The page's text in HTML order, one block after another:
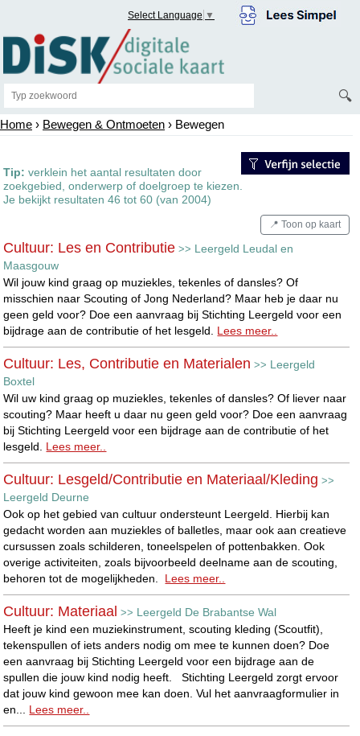
Select Language ▼
🔍
Home › Bewegen & Ontmoeten › Bewegen
Tip: verklein het aantal resultaten door
zoekgebied, onderwerp of doelgroep te kiezen.
Je bekijkt resultaten 46 tot 60 (van 2004)
📍 Toon op kaart
Cultuur: Les en Contributie >> Leergeld Leudal en
Maasgouw
Wil jouw kind graag op muziekles, tekenles of dansles? Of
misschien naar Scouting of Jong Nederland? Maar heb je daar nu
geen geld voor? Doe een aanvraag bij Stichting Leergeld voor een
bijdrage aan de contributie of het lesgeld. Lees meer..
Cultuur: Les, Contributie en Materialen >> Leergeld
Boxtel
Wil uw kind graag op muziekles, tekenles of dansles? Of liever naar
scouting? Maar heeft u daar nu geen geld voor? Doe een aanvraag
bij Stichting Leergeld voor een bijdrage aan de contributie of het
lesgeld. Lees meer..
Cultuur: Lesgeld/Contributie en Materiaal/Kleding >>
Leergeld Deurne
Ook op het gebied van cultuur ondersteunt Leergeld. Hierbij kan
gedacht worden aan muziekles of balletles, maar ook aan creatieve
cursussen zoals schilderen, toneelspelen of pottenbakken. Ook
overige activiteiten, zoals bijvoorbeeld deelname aan de scouting,
behoren tot de mogelijkheden. Lees meer..
Cultuur: Materiaal >> Leergeld De Brabantse Wal
Heeft je kind een muziekinstrument, scouting kleding (Scoutfit),
tekenspullen of iets anders nodig om mee te kunnen doen? Doe
een aanvraag bij Stichting Leergeld voor een bijdrage aan de
spullen die jouw kind nodig heeft. Stichting Leergeld zorgt ervoor
dat jouw kind gewoon mee kan doen. Vul het aanvraagformulier in
en... Lees meer..